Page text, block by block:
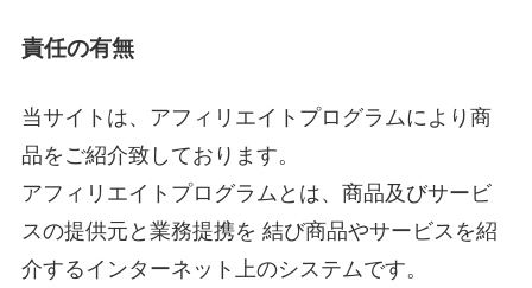
責任の有無
当サイトは、アフィリエイトプログラムにより商
品をご紹介致しております。
アフィリエイトプログラムとは、商品及びサービ
スの提供元と業務提携を 結び商品やサービスを紹
介するインターネット上のシステムです。